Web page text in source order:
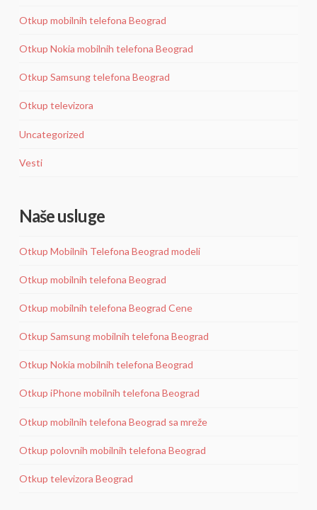
Otkup mobilnih telefona Beograd
Otkup Nokia mobilnih telefona Beograd
Otkup Samsung telefona Beograd
Otkup televizora
Uncategorized
Vesti
Naše usluge
Otkup Mobilnih Telefona Beograd modeli
Otkup mobilnih telefona Beograd
Otkup mobilnih telefona Beograd Cene
Otkup Samsung mobilnih telefona Beograd
Otkup Nokia mobilnih telefona Beograd
Otkup iPhone mobilnih telefona Beograd
Otkup mobilnih telefona Beograd sa mreže
Otkup polovnih mobilnih telefona Beograd
Otkup televizora Beograd